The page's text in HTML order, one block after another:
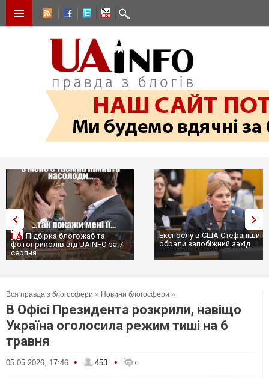
Підбірка блогожаб та
фотоприколів від UAINFO за 7
серпня
Експослу в США
обрали запобіжний захід
Вся правда з блогосфери » Новини блогосфери »
В Офісі Президента розкрили, навіщо
Україна оголосила режим тиші на 6
травня
05.05.2026, 17:46 • 453 • 0